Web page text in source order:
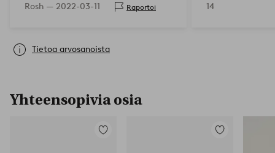
Rosh — 2022-03-11 Raportoi
14
Tietoa arvosanoista
Yhteensopivia osia
Lisää
Lisää